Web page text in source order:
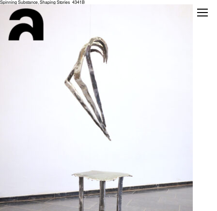
Spinning Substance, Shaping Stories_4341B